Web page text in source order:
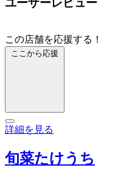
ユーザーレビュー
この店舗を応援する！
ここから応援
詳細を見る
旬菜たけうち